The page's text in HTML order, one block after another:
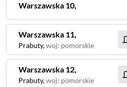
Warszawska 10,
Warszawska 11,
Prabuty,woj: pomorskie
Warszawska 12,
Prabuty,woj: pomorskie